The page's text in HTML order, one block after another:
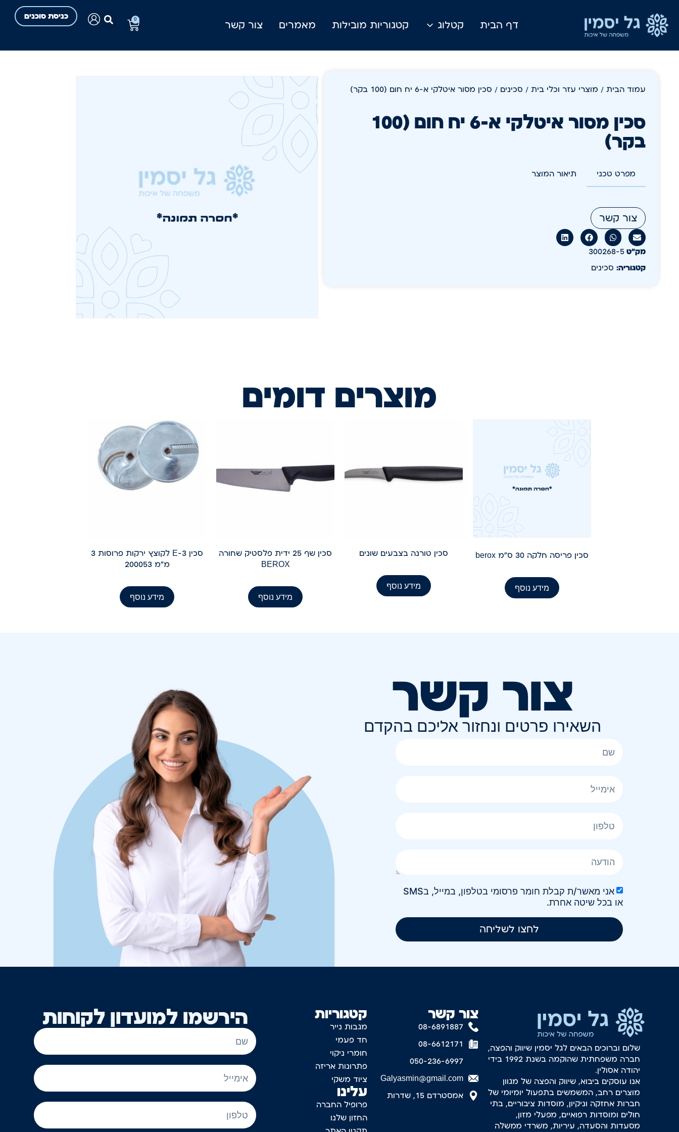
דף הבית קטלוג קטגוריות מובילות מאמרים צור קשר
כניסת סוכנים 0
עמוד הבית / מוצרי עזר וכלי בית / סכינים / סכין מסור איטלקי א-6 יח חום (100 בקר)
סכין מסור איטלקי א-6 יח חום (100
בקר)
מפרט טכני תיאור המוצר
צור קשר
מק״ט 300268-5
קטגוריה: סכינים
מוצרים דומים
סכין פריסה חלקה 30 ס"מ berox
מידע נוסף
סכין טורנה בצבעים שונים
מידע נוסף
סכין שף 25 ידית פלסטיק שחורה
BEROX
מידע נוסף
סכין E-3 לקוצץ ירקות פרוסות 3
מ"מ 200053
מידע נוסף
צור קשר
השאירו פרטים ונחזור אליכם בהקדם
אני מאשר/ת קבלת חומר פרסומי בטלפון, במייל, בSMS
או בכל שיטה אחרת.
לחצו לשליחה
הירשמו למועדון לקוחות קטגוריות
מגבות נייר
חד פעמי
חומרי ניקוי
פתרונות אריזה
ציוד משקי
עלינו
פרופיל החברה
החזון שלנו
צור קשר
08-6891887
08-6612171
050-236-6997
Galyasmin@gmail.com
אמסטרדם 15, שדרות
שלום וברוכים הבאים לגל יסמין שיווק והפצה,
חברה משפחתית שהוקמה בשנת 1992 בידי
יהודה אסולין.
אנו עוסקים ביבוא, שיווק והפצה של מגוון
מוצרים רחב, המשמשים בתפעול יומיומי של
חברות אחזקה וניקיון, מוסדות ציבוריים, בתי
חולים ומוסדות רפואיים, מפעלי מזון,
מסעדות והסעדה, עיריות, משרדי ממשלה